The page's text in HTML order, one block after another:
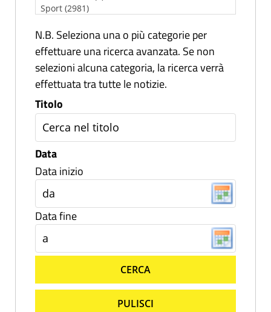
N.B. Seleziona una o più categorie per
effettuare una ricerca avanzata. Se non
selezioni alcuna categoria, la ricerca verrà
effettuata tra tutte le notizie.
Titolo
Data
Data inizio
Data fine
CERCA
PULISCI